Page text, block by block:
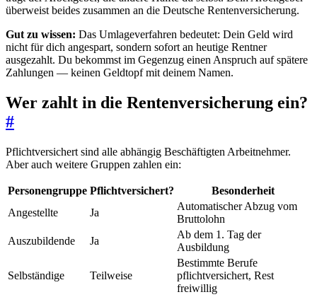
überweist beides zusammen an die Deutsche Rentenversicherung.
Gut zu wissen: Das Umlageverfahren bedeutet: Dein Geld wird
nicht für dich angespart, sondern sofort an heutige Rentner
ausgezahlt. Du bekommst im Gegenzug einen Anspruch auf spätere
Zahlungen — keinen Geldtopf mit deinem Namen.
Wer zahlt in die Rentenversicherung ein?
#
Pflichtversichert sind alle abhängig Beschäftigten Arbeitnehmer.
Aber auch weitere Gruppen zahlen ein:
Personengruppe Pflichtversichert?
Besonderheit
Angestellte
Ja
Automatischer Abzug vom
Bruttolohn
Auszubildende
Ja
Ab dem 1. Tag der
Ausbildung
Selbständige Teilweise
Bestimmte Berufe
pflichtversichert, Rest
freiwillig